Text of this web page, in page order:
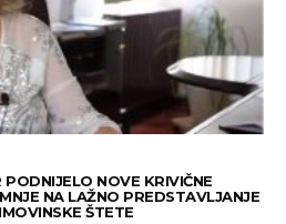
NOVE KRIVIČNE
NA LAŽNO PREDSTAVLJANJE
ŠTETE